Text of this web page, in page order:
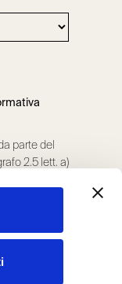
parte del
2.5 lett. a)
da
al paragrafo